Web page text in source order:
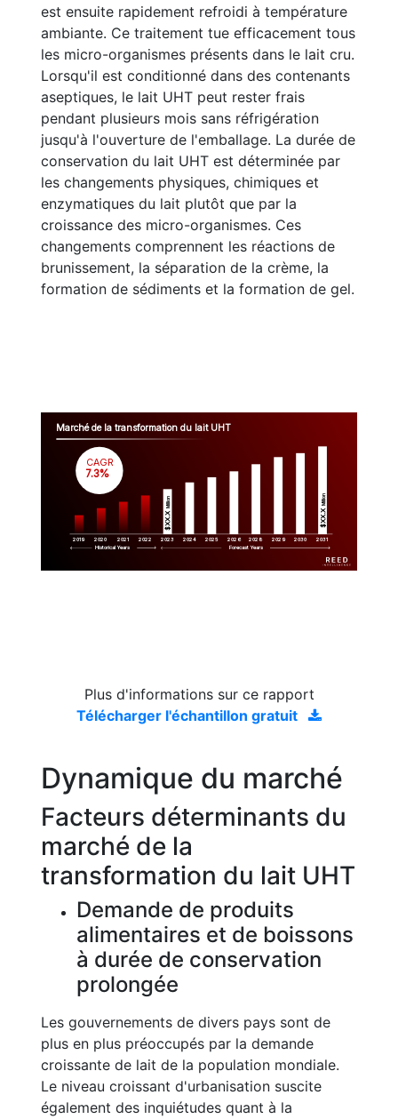
est ensuite rapidement refroidi à température
ambiante. Ce traitement tue efficacement tous
les micro-organismes présents dans le lait cru.
Lorsqu'il est conditionné dans des contenants
aseptiques, le lait UHT peut rester frais
pendant plusieurs mois sans réfrigération
jusqu'à l'ouverture de l'emballage. La durée de
conservation du lait UHT est déterminée par
les changements physiques, chimiques et
enzymatiques du lait plutôt que par la
croissance des micro-organismes. Ces
changements comprennent les réactions de
brunissement, la séparation de la crème, la
formation de sédiments et la formation de gel.
Marché de la transformation du lait UHT
2019 2020 2021 2022 2023 2024 2025 2026 2028 2029 2030 2031
$XX.X
Million
$XX.X
Million
CAGR
7.3%
Historical Years Forecast Years
Plus d'informations sur ce rapport
Télécharger l'échantillon gratuit
Dynamique du marché
Facteurs déterminants du
marché de la
transformation du lait UHT
Demande de produits
alimentaires et de boissons
à durée de conservation
prolongée
Les gouvernements de divers pays sont de
plus en plus préoccupés par la demande
croissante de lait de la population mondiale.
Le niveau croissant d'urbanisation suscite
également des inquiétudes quant à la